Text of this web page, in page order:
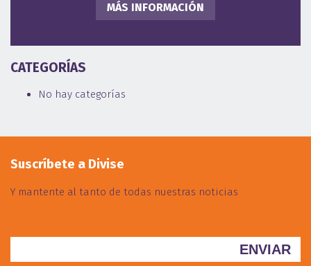
MÁS INFORMACIÓN
CATEGORÍAS
No hay categorías
Suscríbete a Divise
Y mantente al tanto de todas nuestras noticias